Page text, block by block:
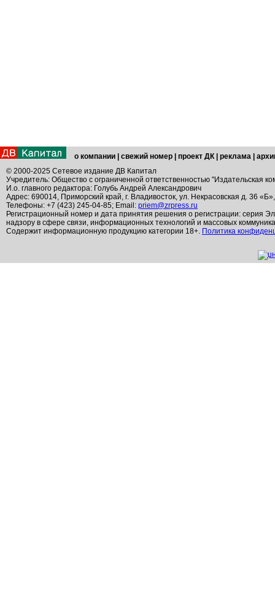
о компании свежий номер проект ДК реклама
© 2000-2025 Сетевое издание ДВ Капитал
Учредитель: Общество с ограниченной ответственностью "Издательская
И.о. главного редактора: Голубь Андрей Александрович
Адрес: 690014, Приморский край, г. Владивосток, ул. Некрасовская д. 36
Телефоны: +7 (423) 245-04-85; Email: priem@zrpress.ru
Регистрационный номер и дата принятия решения о регистрации: серия
надзору в сфере связи, информационных технологий и массовых
Содержит информационную продукцию категории 18+. Политика